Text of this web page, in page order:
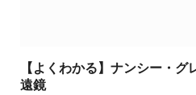
【よくわかる】ナンシー・
遠鏡